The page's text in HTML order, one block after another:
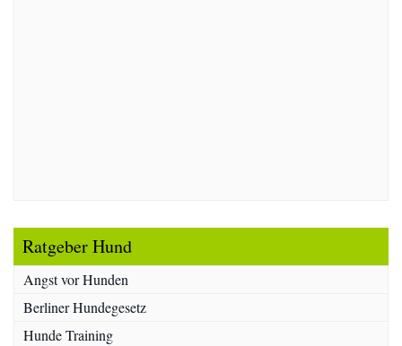
Ratgeber Hund
Angst vor Hunden
Berliner Hundegesetz
Hunde Training